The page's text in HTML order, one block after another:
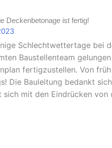
Deckenbetonage ist fertig!
Schlechtwettertage bei
Baustellenteam
fertigzustellen. Von
Die Bauleitung bedankt
sich mit den Eindrücken